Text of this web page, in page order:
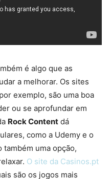
é algo que as
a melhorar. Os sites
exemplo, são uma boa
ou se aprofundar em
Rock Content dá
como a Udemy e o
também uma opção,
O site da Casinos.pt
são os jogos mais